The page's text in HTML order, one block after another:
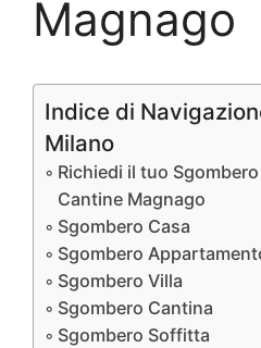
Magnago
Indice di
Milano
Richiedi il tuo
Cantine Magnago
Sgombero Casa
Sgombero
Sgombero Villa
Sgombero Cantina
Sgombero Soffitta